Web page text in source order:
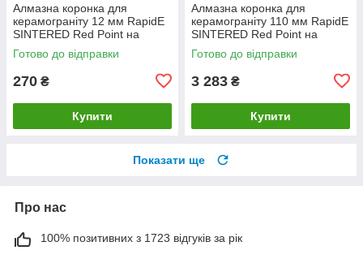
Алмазна коронка для
керамограніту 12 мм RapidE
SINTERED Red Point на
Дриль
Готово до відправки
270 ₴
Купити
Алмазна коронка для
керамограніту 110 мм RapidE
SINTERED Red Point на
Дриль
Готово до відправки
3 283 ₴
Купити
Показати ще
Про нас
100% позитивних з 1723 відгуків за рік